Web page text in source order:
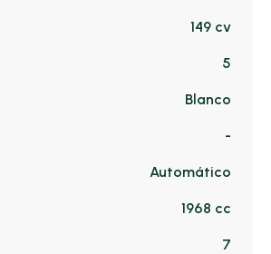
149 cv
5
Blanco
-
Automático
1968 cc
7